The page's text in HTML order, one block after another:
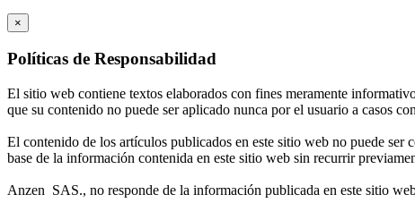
×
Políticas de Responsabilidad
El sitio web contiene textos elaborados con fines meramente
que su contenido no puede ser aplicado nunca por el usuario a casos
El contenido de los artículos publicados en este sitio web no puede ser
base de la información contenida en este sitio web sin recurrir
Anzen SAS., no responde de la información publicada en este sitio